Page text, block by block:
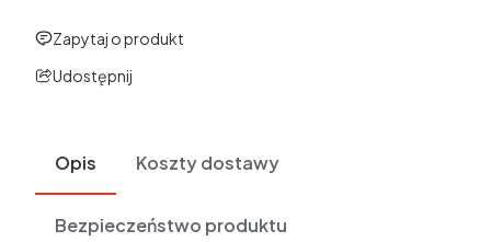
Zapytaj o produkt
Udostępnij
Opis Koszty dostawy
Bezpieczeństwo produktu